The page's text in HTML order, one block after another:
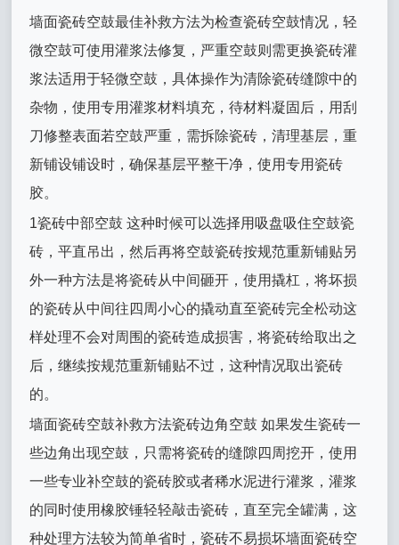
墙面瓷砖空鼓最佳补救方法为检查瓷砖空鼓情况，轻
微空鼓可使用灌浆法修复，严重空鼓则需更换瓷砖灌
浆法适用于轻微空鼓，具体操作为清除瓷砖缝隙中的
杂物，使用专用灌浆材料填充，待材料凝固后，用刮
刀修整表面若空鼓严重，需拆除瓷砖，清理基层，重
新铺设铺设时，确保基层平整干净，使用专用瓷砖
胶。
1瓷砖中部空鼓 这种时候可以选择用吸盘吸住空鼓瓷
砖，平直吊出，然后再将空鼓瓷砖按规范重新铺贴另
外一种方法是将瓷砖从中间砸开，使用撬杠，将坏损
的瓷砖从中间往四周小心的撬动直至瓷砖完全松动这
样处理不会对周围的瓷砖造成损害，将瓷砖给取出之
后，继续按规范重新铺贴不过，这种情况取出瓷砖
的。
墙面瓷砖空鼓补救方法瓷砖边角空鼓 如果发生瓷砖一
些边角出现空鼓，只需将瓷砖的缝隙四周挖开，使用
一些专业补空鼓的瓷砖胶或者稀水泥进行灌浆，灌浆
的同时使用橡胶锤轻轻敲击瓷砖，直至完全罐满，这
种处理方法较为简单省时，瓷砖不易损坏墙面瓷砖空